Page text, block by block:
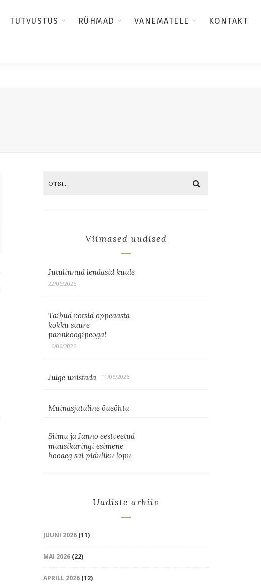
TUTVUSTUS RÜHMAD VANEMATELE KONTAKT
Viimased uudised
Jutulinnud lendasid kuule
22/06/2026
Taibud võtsid õppeaasta
kokku suure
pannkoogipeoga!
16/06/2026
Julge unistada 11/06/2026
Muinasjutuline õueõhtu
Siimu ja Janno eestveetud
muusikaringi esimene
hooaeg sai piduliku lõpu
Uudiste arhiiv
JUUNI 2026(11)
MAI 2026(22)
APRILL 2026(12)